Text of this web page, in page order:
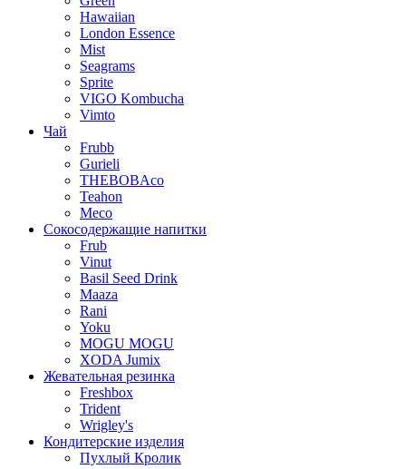
Hawaiian
London Essence
Mist
Seagrams
Sprite
VIGO Kombucha
Vimto
Чай
Frubb
Gurieli
THEBOBAco
Teahon
Meco
Сокосодержащие напитки
Frub
Vinut
Basil Seed Drink
Maaza
Rani
Yoku
MOGU MOGU
XODA Jumix
Жевательная резинка
Freshbox
Trident
Wrigley's
Кондитерские изделия
Пухлый Кролик